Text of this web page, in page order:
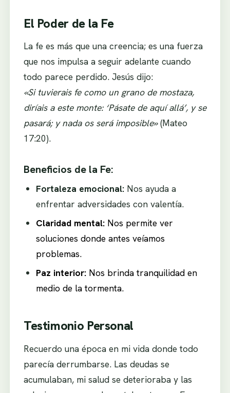
El Poder de la Fe
La fe es más que una creencia; es una fuerza
que nos impulsa a seguir adelante cuando
todo parece perdido. Jesús dijo:
«Si tuvierais fe como un grano de mostaza,
diríais a este monte: ‘Pásate de aquí allá’, y se
pasará; y nada os será imposible»(Mateo
17:20).
Beneficios de la Fe:
Fortaleza emocional: Nos ayuda a
enfrentar adversidades con valentía.
Claridad mental: Nos permite ver
soluciones donde antes veíamos
problemas.
Paz interior: Nos brinda tranquilidad en
medio de la tormenta.
Testimonio Personal
Recuerdo una época en mi vida donde todo
parecía derrumbarse. Las deudas se
acumulaban, mi salud se deterioraba y las